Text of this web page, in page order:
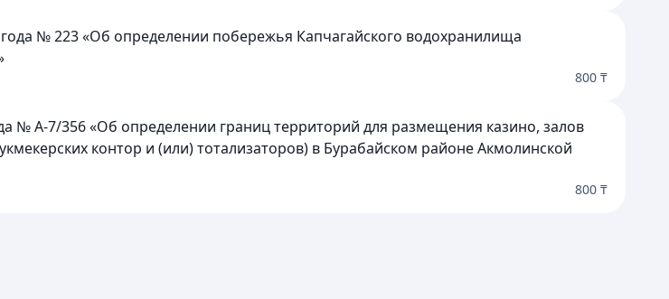
№ 223 «Об определении побережья Капчагайского водохранилища
800 ₸
№ А-7/356 «Об определении границ территорий для размещения казино, залов
контор и (или) тотализаторов) в Бурабайском районе Акмолинской
800 ₸